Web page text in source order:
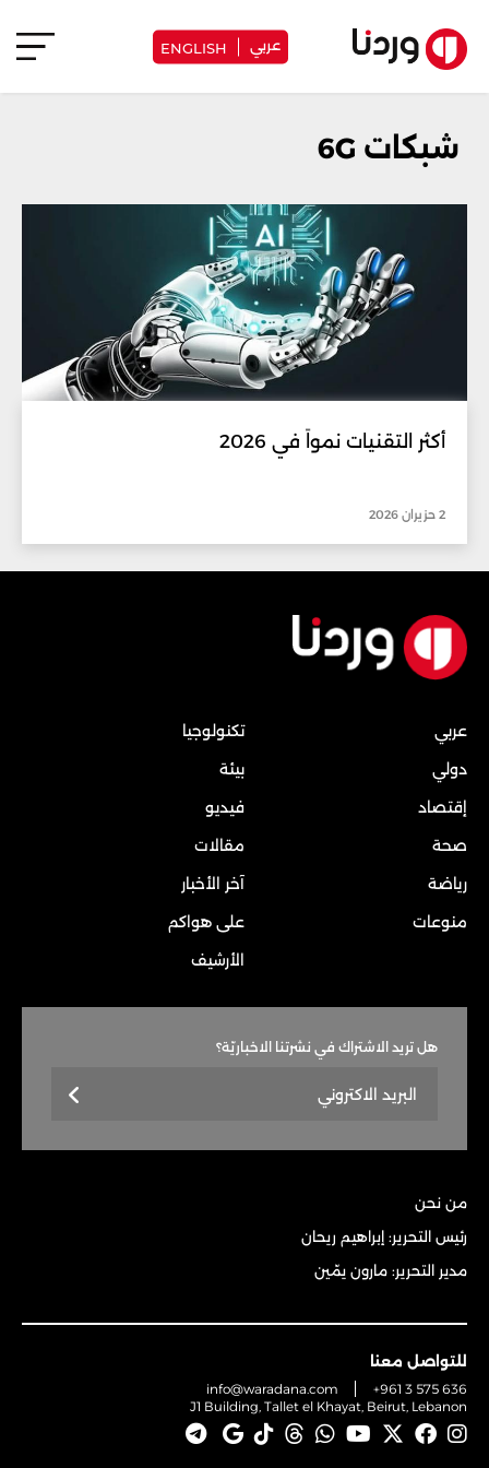
عربي ENGLISH
شبكات 6G
أكثر التقنيات نمواً في 2026
2 حزيران 2026
عربي
دولي
إقتصاد
صحة
رياضة
منوعات
تكنولوجيا
بيئة
فيديو
مقالات
آخر الأخبار
على هواكم
الأرشيف
هل تريد الاشتراك في نشرتنا الاخباريّة؟
من نحن
رئيس التحرير: إبراهيم ريحان
مدير التحرير: مارون يمّين
للتواصل معنا
info@waradana.com
+961 3 575 636
J1 Building, Tallet el Khayat, Beirut, Lebanon